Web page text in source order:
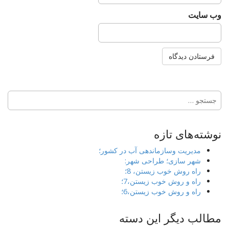
وب‌ سایت
جستجو
برای:
نوشته‌های تازه
مدیریت وسازماندهی آب در کشور؛
شهر سازی؛ طراحی شهر:
راه روش خوب زیستن، 8؛
راه و روش خوب زیستن،7؛
راه و روش خوب زیستن،6؛
مطالب دیگر این دسته